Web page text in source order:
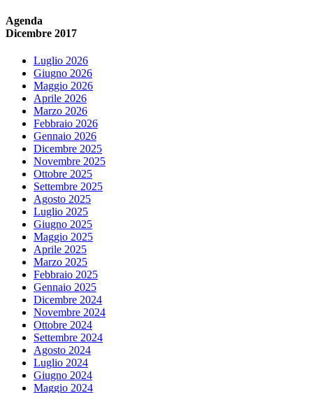
Agenda
Dicembre 2017
Luglio 2026
Giugno 2026
Maggio 2026
Aprile 2026
Marzo 2026
Febbraio 2026
Gennaio 2026
Dicembre 2025
Novembre 2025
Ottobre 2025
Settembre 2025
Agosto 2025
Luglio 2025
Giugno 2025
Maggio 2025
Aprile 2025
Marzo 2025
Febbraio 2025
Gennaio 2025
Dicembre 2024
Novembre 2024
Ottobre 2024
Settembre 2024
Agosto 2024
Luglio 2024
Giugno 2024
Maggio 2024